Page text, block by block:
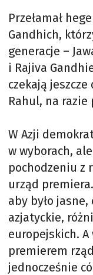
Przełamał
Gandhich,
generacje –
i Rajiva
czekają
Rahul, na razie
W Azji
w wyborach,
pochodzeniu z
urząd
aby było
azjatyckie,
europejskich. A
premierem
jednocześnie